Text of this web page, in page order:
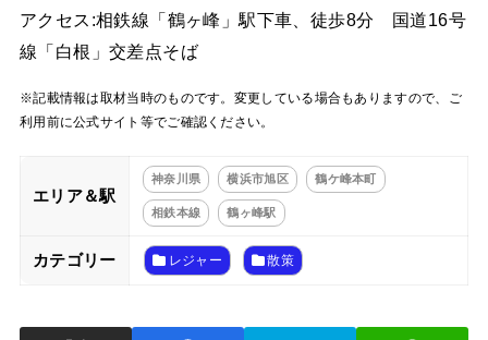
アクセス:相鉄線「鶴ヶ峰」駅下車、徒歩8分 国道16号
線「白根」交差点そば
※記載情報は取材当時のものです。変更している場合もありますので、ご
利用前に公式サイト等でご確認ください。
エリア＆駅
神奈川県 横浜市旭区 鶴ケ峰本町
相鉄本線 鶴ヶ峰駅
カテゴリー レジャー 散策